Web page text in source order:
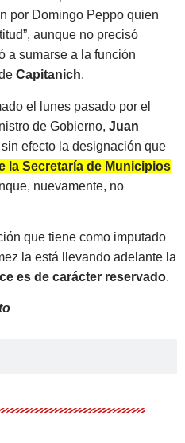
por Domingo Peppo quien
aunque no precisó
a sumarse a la función
Capitanich.
el lunes pasado por el
de Gobierno, Juan
efecto la designación que
la Secretaría de Municipios
nuevamente, no
que tiene como imputado
la está llevando adelante la
es de carácter reservado.